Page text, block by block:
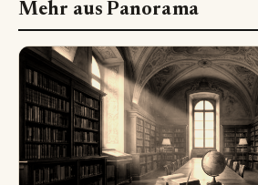
Mehr aus Panorama